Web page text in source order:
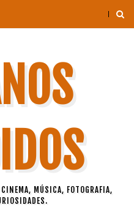
MÚSICA, FOTOGRAFIA,